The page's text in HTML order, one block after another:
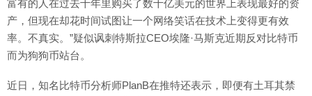
富有的人在过去十年里购买了数十亿美元的世界上表现最好的资
产，但现在却花时间试图让一个网络笑话在技术上变得更有效
率。不真实。”疑似讽刺特斯拉CEO埃隆·马斯克近期反对比特币
而为狗狗币站台。
近日，知名比特币分析师PlanB在推特还表示，即便有土耳其禁